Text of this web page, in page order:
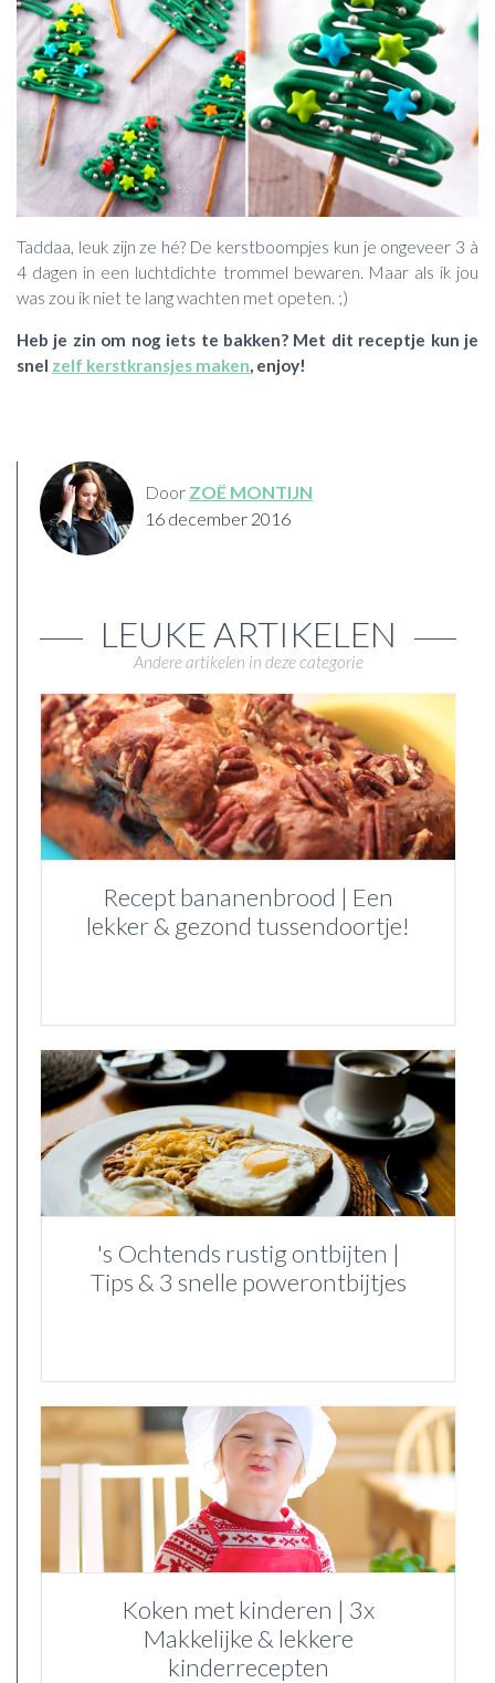
Taddaa, leuk zijn ze hé? De kerstboompjes kun je ongeveer 3 à
4 dagen in een luchtdichte trommel bewaren. Maar als ik jou
was zou ik niet te lang wachten met opeten. ;)
Heb je zin om nog iets te bakken? Met dit receptje kun je
snel zelf kerstkransjes maken, enjoy!
Door ZOË MONTIJN
16 december 2016
LEUKE ARTIKELEN
Andere artikelen in deze categorie
Recept bananenbrood | Een
lekker & gezond tussendoortje!
's Ochtends rustig ontbijten |
Tips & 3 snelle powerontbijtjes
Koken met kinderen | 3x
Makkelijke & lekkere
kinderrecepten